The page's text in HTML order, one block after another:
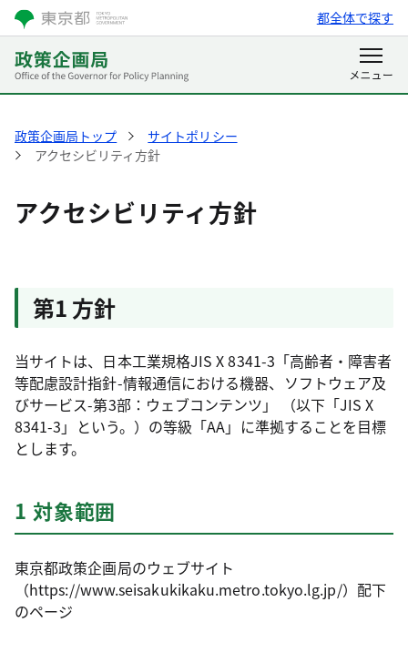
都全体で探す
政策企画局トップ
サイトポリシー
アクセシビリティ方針
アクセシビリティ方針
第1 方針
当サイトは、日本工業規格JIS X 8341-3「高齢者・障害者
等配慮設計指針-情報通信における機器、ソフトウェア及
びサービス-第3部：ウェブコンテンツ」 （以下「JIS X
8341-3」という。）の等級「AA」に準拠することを目標
とします。
1 対象範囲
東京都政策企画局のウェブサイト
（https://www.seisakukikaku.metro.tokyo.lg.jp/）配下
のページ